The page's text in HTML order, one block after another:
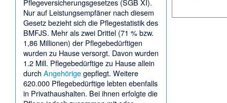
Pflegeversicherungsgesetzes (SGB XI).
Nur auf Leistungsempfäner nach diesem
Gesetz bezieht sich die Pflegestatistik des
BMFJS. Mehr als zwei Drittel (71 % bzw.
1,86 Millionen) der Pflegebedürftigen
wurden zu Hause versorgt. Davon wurden
1.2 Mill. Pflegebedürftige zu Hause allein
durch Angehörigegepflegt. Weitere
620.000 Pflegebedürftige lebten ebenfalls
in Privathaushalten. Bei ihnen erfolgte die